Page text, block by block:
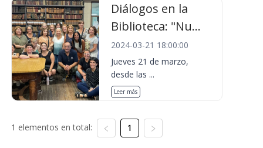
Diálogos en la
Biblioteca: "Nu...
2024-03-21 18:00:00
Jueves 21 de marzo,
desde las ...
Leer más
1 elementos en total: 1